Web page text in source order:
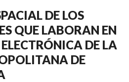
DE LOS
QUE LABORAN EN
DE LA
DE